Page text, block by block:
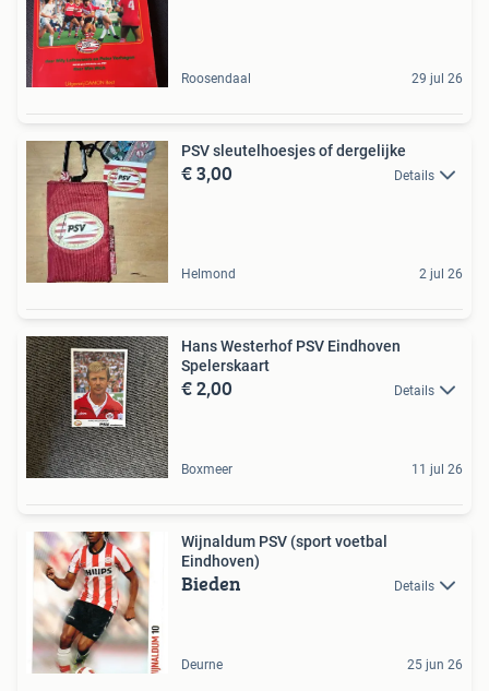
Roosendaal 29 jul 26
PSV sleutelhoesjes of dergelijke
€ 3,00 Details
Helmond 2 jul 26
Hans Westerhof PSV Eindhoven
Spelerskaart
€ 2,00 Details
Boxmeer 11 jul 26
Wijnaldum PSV (sport voetbal
Eindhoven)
Bieden Details
Deurne 25 jun 26